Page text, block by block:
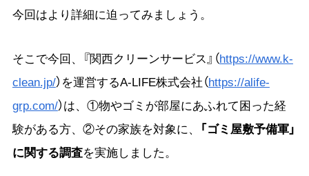
今回はより詳細に迫ってみましょう。
そこで今回、『関西クリーンサービス』（https://www.k-
clean.jp/）を運営するA-LIFE株式会社（https://alife-
grp.com/）は、①物やゴミが部屋にあふれて困った経
験がある方、②その家族を対象に、
「ゴミ屋敷予備軍」
に関する調査を実施しました。